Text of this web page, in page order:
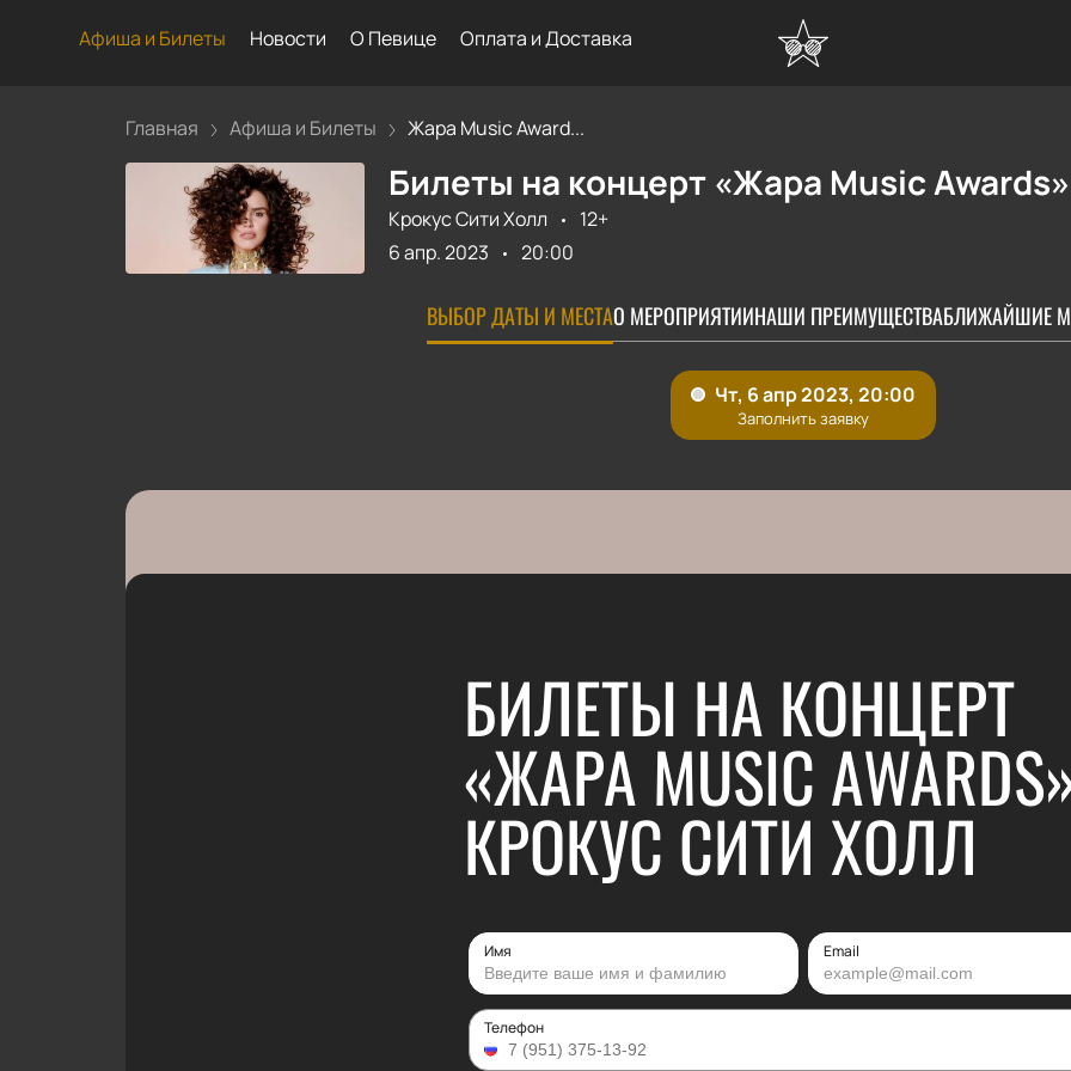
Афиша и Билеты Новости О Певице Оплата и Доставка
Главная Афиша и Билеты Жара Music Award...
Билеты на концерт «Жара Music
Крокус Сити Холл
12+
6 апр. 2023
20:00
ВЫБОР ДАТЫ И МЕСТАО МЕРОПРИЯТИИНАШИ ПРЕИМУЩЕСТВАБЛИЖАЙШИЕ
БИЛЕТЫ НА КОНЦЕРТ
«ЖАРА MUSIC
КРОКУС СИТИ ХОЛЛ
Имя Email
Телефон